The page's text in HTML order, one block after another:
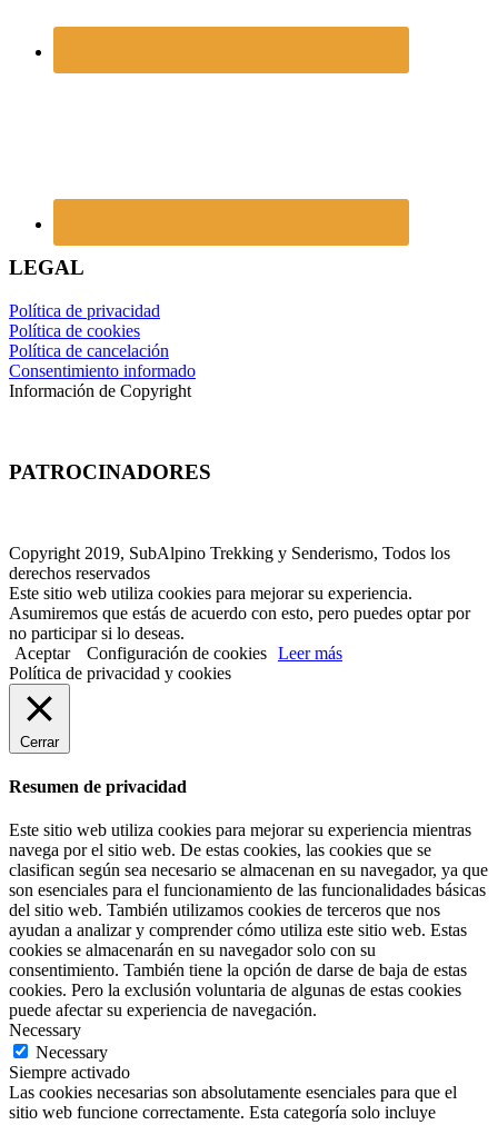
LEGAL
Política de privacidad
Política de cookies
Política de cancelación
Consentimiento informado
Información de Copyright
PATROCINADORES
Copyright 2019, SubAlpino Trekking y Senderismo, Todos los
derechos reservados
Este sitio web utiliza cookies para mejorar su experiencia.
Asumiremos que estás de acuerdo con esto, pero puedes optar por
no participar si lo deseas.
Aceptar
Configuración de cookies Leer más
Política de privacidad y cookies
Cerrar
Resumen de privacidad
Este sitio web utiliza cookies para mejorar su experiencia mientras
navega por el sitio web. De estas cookies, las cookies que se
clasifican según sea necesario se almacenan en su navegador, ya que
son esenciales para el funcionamiento de las funcionalidades básicas
del sitio web. También utilizamos cookies de terceros que nos
ayudan a analizar y comprender cómo utiliza este sitio web. Estas
cookies se almacenarán en su navegador solo con su
consentimiento. También tiene la opción de darse de baja de estas
cookies. Pero la exclusión voluntaria de algunas de estas cookies
puede afectar su experiencia de navegación.
Necessary
Necessary
Siempre activado
Las cookies necesarias son absolutamente esenciales para que el
sitio web funcione correctamente. Esta categoría solo incluye